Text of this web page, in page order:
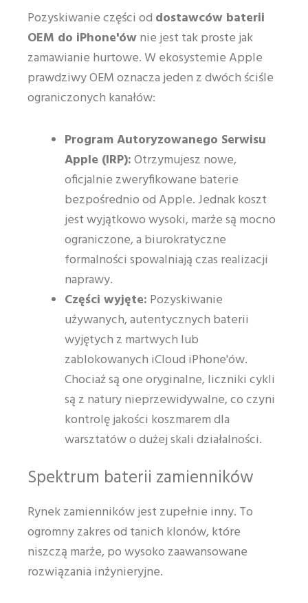
Pozyskiwanie części od dostawców baterii
OEM do iPhone'ównie jest tak proste jak
zamawianie hurtowe. W ekosystemie Apple
prawdziwy OEM oznacza jeden z dwóch ściśle
ograniczonych kanałów:
Program Autoryzowanego Serwisu
Apple (IRP):Otrzymujesz nowe,
oficjalnie zweryfikowane baterie
bezpośrednio od Apple. Jednak koszt
jest wyjątkowo wysoki, marże są mocno
ograniczone, a biurokratyczne
formalności spowalniają czas realizacji
naprawy.
Części wyjęte: Pozyskiwanie
używanych, autentycznych baterii
wyjętych z martwych lub
zablokowanych iCloud iPhone'ów.
Chociaż są one oryginalne, liczniki cykli
są z natury nieprzewidywalne, co czyni
kontrolę jakości koszmarem dla
warsztatów o dużej skali działalności.
Spektrum baterii zamienników
Rynek zamienników jest zupełnie inny. To
ogromny zakres od tanich klonów, które
niszczą marże, po wysoko zaawansowane
rozwiązania inżynieryjne.